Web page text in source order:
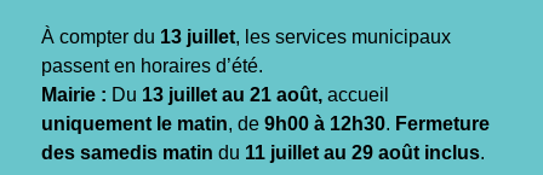
À compter du 13 juillet, les services municipaux
passent en horaires d’été.
Mairie : Du 13 juillet au 21 août, accueil
uniquement le matin, de 9h00 à 12h30. Fermeture
des samedis matin du 11 juillet au 29 août inclus.